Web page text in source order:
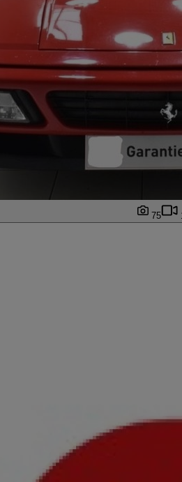
75